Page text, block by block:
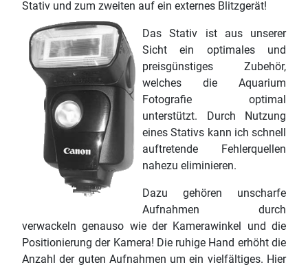
Stativ und zum zweiten auf ein externes Blitzgerät!
Das Stativ ist aus unserer
Sicht ein optimales und
preisgünstiges Zubehör,
welches die Aquarium
Fotografie optimal
unterstützt. Durch Nutzung
eines Stativs kann ich schnell
auftretende Fehlerquellen
nahezu eliminieren.
Dazu gehören unscharfe
Aufnahmen durch
verwackeln genauso wie der Kamerawinkel und die
Positionierung der Kamera! Die ruhige Hand erhöht die
Anzahl der guten Aufnahmen um ein vielfältiges. Hier